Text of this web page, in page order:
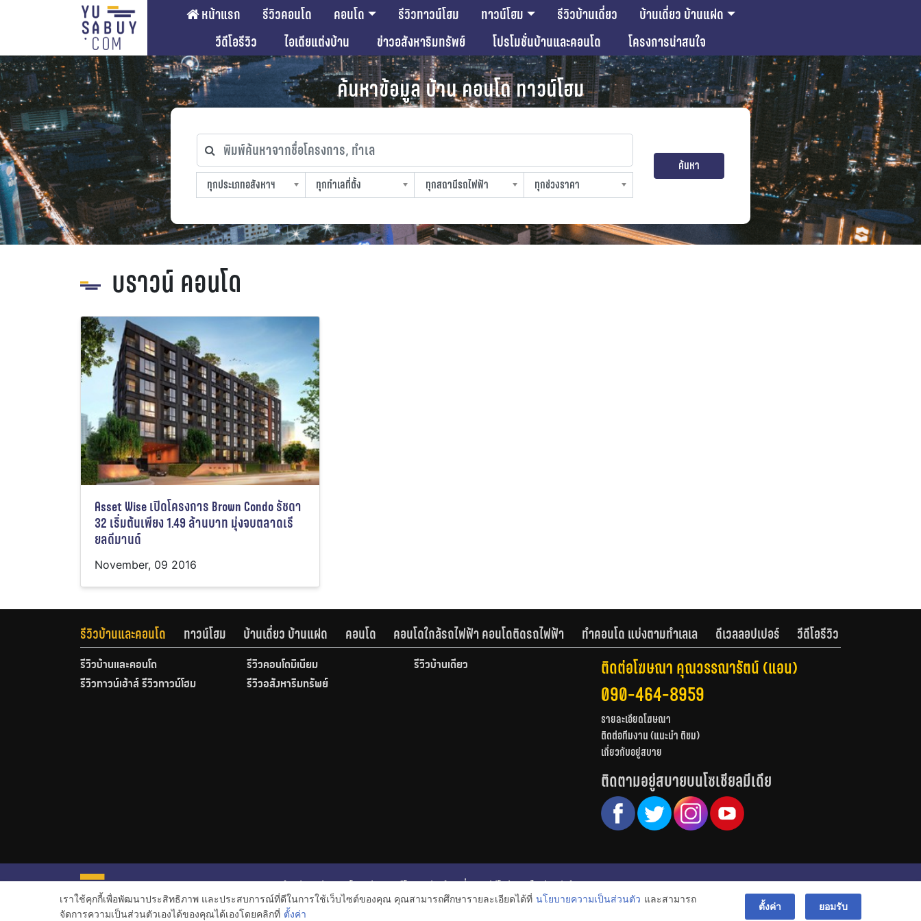
หน้าแรก รีวิวคอนโด คอนโด รีวิวทาวน์โฮม ทาวน์โฮม รีวิวบ้านเดี่ยว
บ้านเดี่ยว บ้านแฝด
วีดีโอรีวิว
ไอเดียแต่งบ้าน ข่าวอสังหาริมทรัพย์ โปรโมชั่นบ้านและคอนโด โครงการน่าสนใจ
ค้นหาข้อมูล บ้าน คอนโด ทาวน์โฮม
พิมพ์ค้นหาจากชื่อโครงการ, ทำเล
ทุกประเภทอสังหาฯ
ทุกประเภทอสังหาฯ
ทุกทำเลที่ตั้ง
ทุกทำเลที่ตั้ง
ทุกสถานีรถไฟฟ้า
ทุกสถานีรถไฟฟ้า
ทุกช่วงราคา
ทุกช่วงราคา
ค้นหา
บราวน์ คอนโด
Asset Wise เปิดโครงการ Brown Condo รัชดา
32 เริ่มต้นเพียง 1.49 ล้านบาท มุ่งจบตลาดเรี
ยลดีมานด์
November, 09 2016
รีวิวบ้านและคอนโด ทาวน์โฮม บ้านเดี่ยว บ้านแฝด คอนโด คอนโดใกล้รถไฟฟ้า คอนโดติดรถไฟฟ้า ทำคอนโด แบ่งตามทำเลเล ดีเวลลอปเปอร์ วีดีโอรีวิว
รีวิวบ้านและคอนโด รีวิวคอนโดมิเนียม
รีวิวบ้านเดี่ยว
รีวิวทาวน์เฮ้าส์ รีวิวทาวน์โฮม
รีวิวอสังหาริมทรัพย์
ติดต่อโฆษณา คุณวรรณารัตน์ (แอน)
090-464-8959
รายละเอียดโฆษณา
ติดต่อทีมงาน (แนะนำ ติชม)
เกี่ยวกับอยู่สบาย
ติดตามอยู่สบายบนโซเชียลมีเดีย
หน้าหลัก รีวิวคอนโด รีวิวทาวน์โฮม รีวิวบ้านเดี่ยว วีดีโอรีวิว
ไอเดียแต่งบ้าน
ข่าวอสังหาริมทรัพย์
โปรโมชั่นบ้านและคอนโด
© สงวนลิขสิทธิ์ 2556-2564
เราใช้คุกกี้เพื่อพัฒนาประสิทธิภาพ และประสบการณ์ที่ดีในการใช้เว็บไซต์ของคุณ คุณสามารถศึกษารายละเอียดได้ที่ นโยบายความเป็นส่วนตัว และสามารถ
จัดการความเป็นส่วนตัวเองได้ของคุณได้เองโดยคลิกที่ ตั้งค่า
ตั้งค่า ยอมรับ